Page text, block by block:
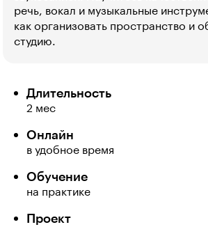
речь, вокал и музыкальные
как организовать пространство и
студию.
Длительность
2 мес
Онлайн
в удобное время
Обучение
на практике
Проект